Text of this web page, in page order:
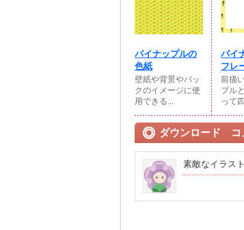
パイナップルの
色紙
壁紙や背景やバッ
クのイメージに使
用できる...
パイ
フレ
前描
プル
って
ダウンロード コ
素敵なイラス